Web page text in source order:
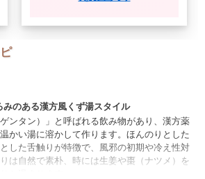
のある漢方風くず湯スタイル
ンタン）」と呼ばれる飲み物があり、漢方薬
かい湯に溶かして作ります。ほんのりとした
した舌触りが特徴で、風邪の初期や冷え性対
は自然で素朴、時には生姜や棗（ナツメ）を